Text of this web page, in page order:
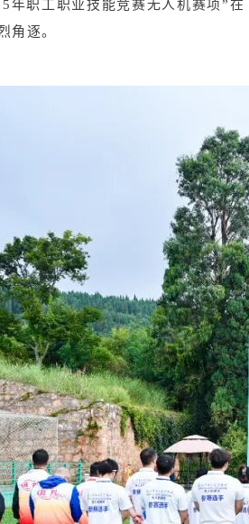
年职工职业技能竞赛无人机赛项”
角逐。